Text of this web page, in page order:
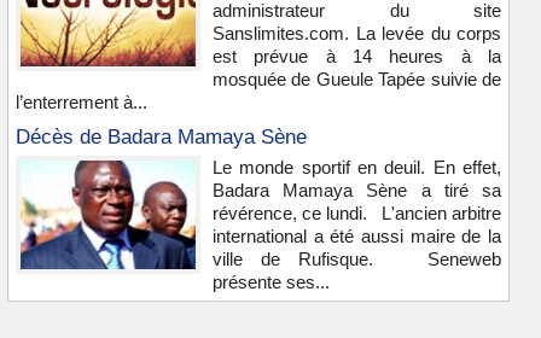
administrateur du site
Sanslimites.com. La levée du corps
est prévue à 14 heures à la
mosquée de Gueule Tapée suivie de
l’enterrement à...
Décès de Badara Mamaya Sène
Le monde sportif en deuil. En effet,
Badara Mamaya Sène a tiré sa
révérence, ce lundi. L'ancien arbitre
international a été aussi maire de la
ville de Rufisque. Seneweb
présente ses...